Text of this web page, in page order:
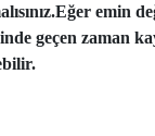
geçen zaman